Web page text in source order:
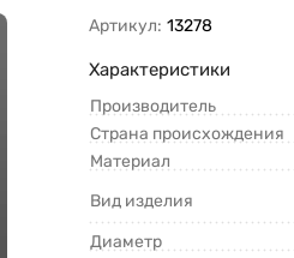
Артикул: 13278
Характеристики
Производитель
Страна происхождения
Материал
Вид изделия
Диаметр